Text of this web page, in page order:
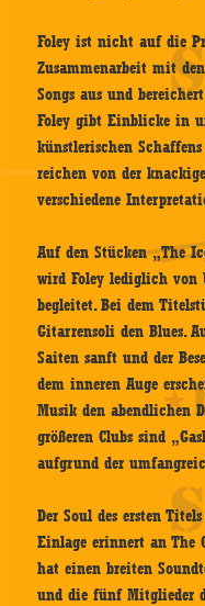
Foley ist nicht auf die
Zusammenarbeit mit
Songs aus und
Foley gibt Einblicke in
künstlerischen
reichen von der
verschiedene
Auf den Stücken „The
wird Foley lediglich von
begleitet. Bei dem
Gitarrensoli den Blues.
Saiten sanft und der
dem inneren Auge
Musik den abendlichen
größeren Clubs sind
aufgrund der
Der Soul des ersten
Einlage erinnert an The
hat einen breiten
und die fünf Mitglieder